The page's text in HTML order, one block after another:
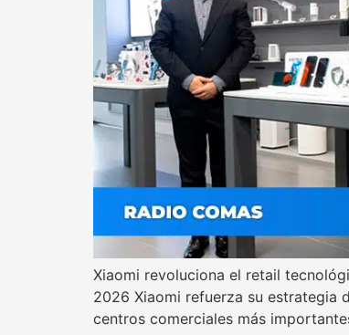
Xiaomi revoluciona el retail
2026 Xiaomi refuerza su estrategia
centros comerciales más